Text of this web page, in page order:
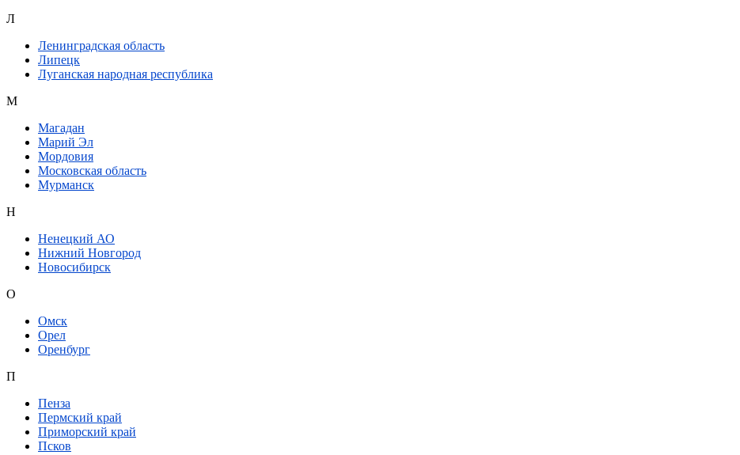
Л
Ленинградская область
Липецк
Луганская народная республика
М
Магадан
Марий Эл
Мордовия
Московская область
Мурманск
Н
Ненецкий АО
Нижний Новгород
Новосибирск
О
Омск
Орел
Оренбург
П
Пенза
Пермский край
Приморский край
Псков